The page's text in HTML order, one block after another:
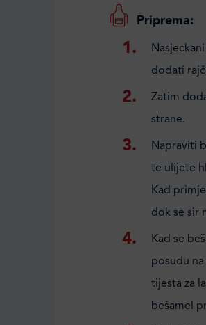
Priprema:
dodati
Zatim
strane.
Napraviti
te ulijete
Kad
dok se sir
Kad se
posudu
tijesta za
bešamel